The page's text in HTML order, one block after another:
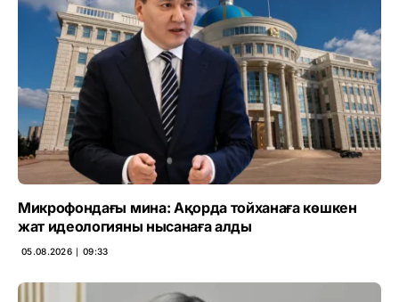
Микрофондағы мина: Ақорда тойханаға көшкен
жат идеологияны нысанаға алды
05.08.2026 ∣ 09:33